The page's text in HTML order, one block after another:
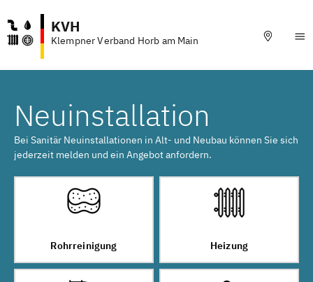
KVH
Klempner Verband Horb am Main
Neuinstallation
Bei Sanitär Neuinstallationen in Alt- und Neubau können Sie sich
jederzeit melden und ein Angebot anfordern.
Rohrreinigung Heizung